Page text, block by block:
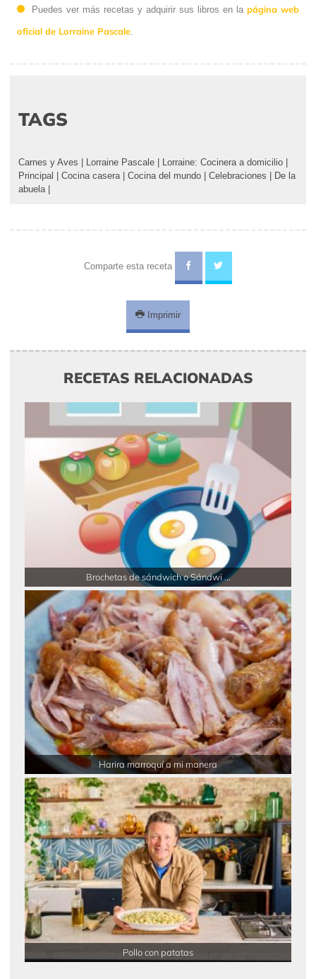
Puedes ver más recetas y adquirir sus libros en la página web
oficial de Lorraine Pascale
TAGS
Carnes y Aves Lorraine Pascale Lorraine: Cocinera a domicilio
Principal
Cocina casera Cocina del mundo Celebraciones
De la
abuela
Comparte esta receta
Imprimir
RECETAS RELACIONADAS
Brochetas de sándwich o Sándwi ...
Harira marroquí a mi manera
Pollo con patatas